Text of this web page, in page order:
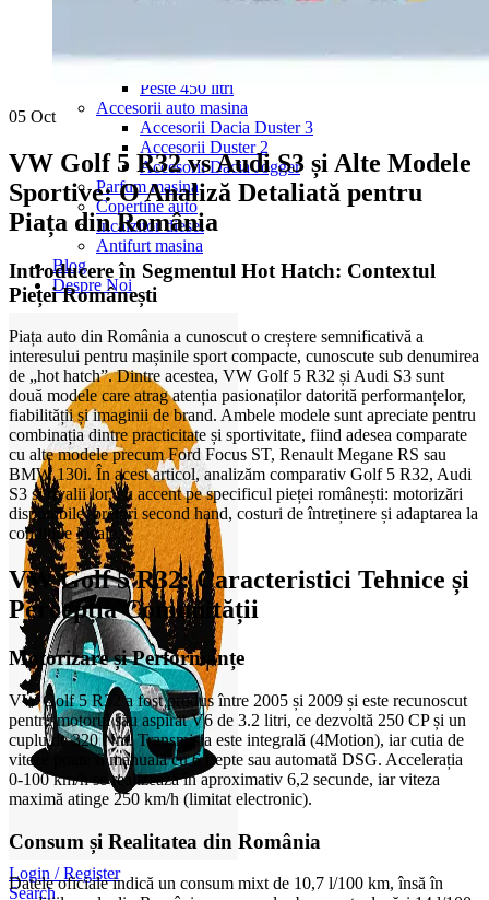
Peste 450 litri
Accesorii auto masina
Accesorii Dacia Duster 3
Accesorii Duster 2
Accesorii Dacia Jogger
Parfum masina
Copertine auto
Incalzitor diesel
Antifurt masina
Blog
Despre Noi
Login / Register
Search
05 Oct
VW Golf 5 R32 vs Audi S3 și Alte Modele
Sportive: O Analiză Detaliată pentru
Piața din România
Introducere în Segmentul Hot Hatch: Contextul
Pieței Românești
Piața auto din România a cunoscut o creștere semnificativă a
interesului pentru mașinile sport compacte, cunoscute sub denumirea
de „hot hatch”. Dintre acestea, VW Golf 5 R32 și Audi S3 sunt
două modele care atrag atenția pasionaților datorită performanțelor,
fiabilității și imaginii de brand. Ambele modele sunt apreciate pentru
combinația dintre practicitate și sportivitate, fiind adesea comparate
cu alte modele precum Ford Focus ST, Renault Megane RS sau
BMW 130i. În acest articol, analizăm comparativ Golf 5 R32, Audi
S3 și rivalii lor, cu accent pe specificul pieței românești: motorizări
disponibile, prețuri second hand, costuri de întreținere și adaptarea la
condițiile locale.
VW Golf 5 R32: Caracteristici Tehnice și
Percepția Comunității
Motorizare și Performanțe
VW Golf 5 R32 a fost produs între 2005 și 2009 și este recunoscut
pentru motorul său aspirat V6 de 3.2 litri, ce dezvoltă 250 CP și un
cuplu de 320 Nm. Transmisia este integrală (4Motion), iar cutia de
viteze poate fi manuală cu 6 trepte sau automată DSG. Accelerația
0-100 km/h se realizează în aproximativ 6,2 secunde, iar viteza
maximă atinge 250 km/h (limitat electronic).
Consum și Realitatea din România
Datele oficiale indică un consum mixt de 10,7 l/100 km, însă în